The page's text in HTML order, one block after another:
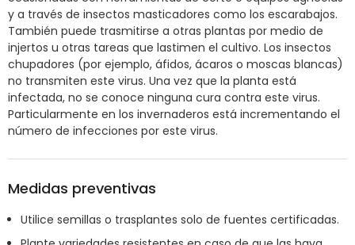
y a través de insectos masticadores como los escarabajos.
También puede trasmitirse a otras plantas por medio de
injertos u otras tareas que lastimen el cultivo. Los insectos
chupadores (por ejemplo, áfidos, ácaros o moscas blancas)
no transmiten este virus. Una vez que la planta está
infectada, no se conoce ninguna cura contra este virus.
Particularmente en los invernaderos está incrementando el
número de infecciones por este virus.
Medidas preventivas
Utilice semillas o trasplantes solo de fuentes certificadas.